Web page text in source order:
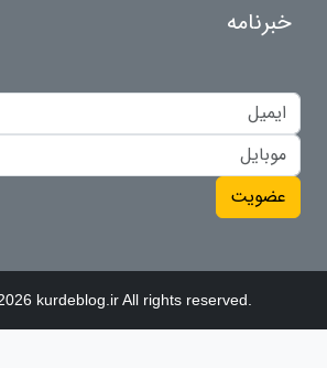
خبرنامه
عضویت
kurdeblog.ir All rights reserved.